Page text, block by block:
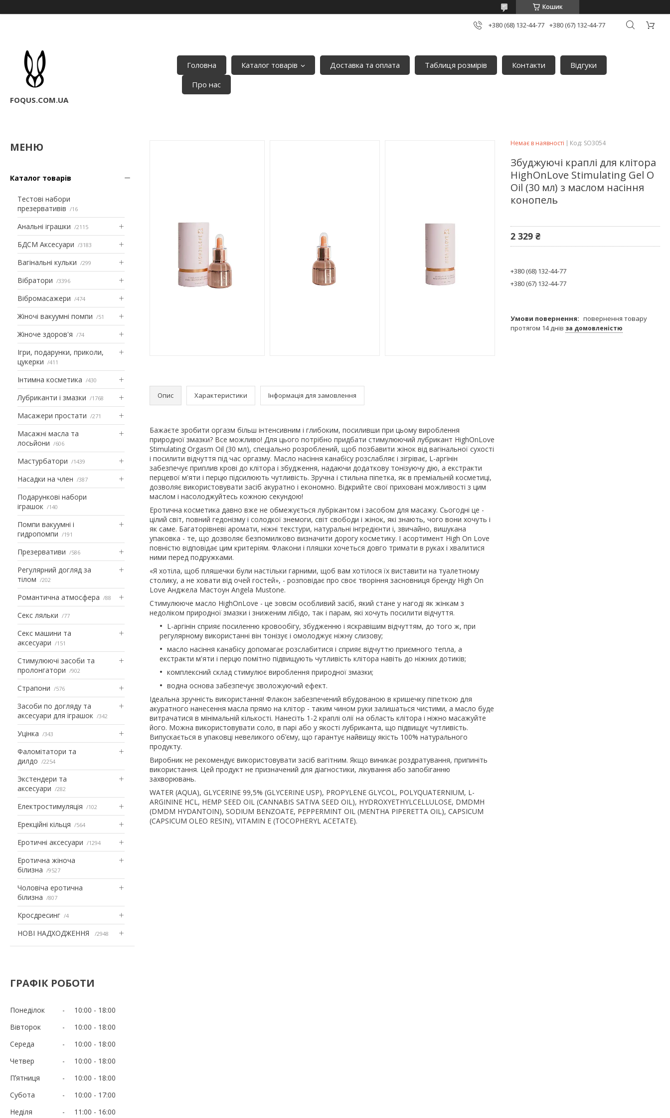
Кошик
+380 (68) 132-44-77 +380 (67) 132-44-77
FOQUS.COM.UA
Головна Каталог товарів Доставка та оплата Таблиця розмірів Контакти
Відгуки
Про нас
Каталог товарів
Тестові набори
презервативів
16
Анальні іграшки 2115
БДСМ Аксесуари 3183
Вагінальні кульки 299
Вібратори 3396
Вібромасажери 474
Жіночі вакуумні помпи 51
Жіноче здоров'я 74
Ігри, подарунки, приколи,
цукерки
411
Інтимна косметика 430
Лубриканти і змазки 1768
Масажери простати 271
Масажні масла та
лосьйони
606
Мастурбатори 1439
Насадки на член 387
Подарункові набори
іграшок
140
Помпи вакуумні і
гидропомпи
191
Презервативи 586
Регулярний догляд за
тілом
202
Романтична атмосфера 88
Секс ляльки 77
Секс машини та
аксесуари
151
Стимулюючі засоби та
пролонгатори
902
Страпони 576
Засоби по догляду та
аксесуари для іграшок
342
Уцінка 343
Фаломітатори та
дилдо
2254
Экстендери та
аксесуари
282
Електростимуляція 102
Ерекційні кільця 564
Еротичні аксесуари 1294
Еротична жіноча
білизна
9527
Чоловіча еротична
білизна
807
Кросдресинг 4
НОВІ НАДХОДЖЕННЯ 2948
ГРАФІК РОБОТИ
Понеділок 10:00
18:00
Вівторок
10:00
18:00
Середа
10:00
18:00
Четвер
10:00
18:00
Пʼятниця
10:00
18:00
Субота
10:00
17:00
Неділя
11:00 16:00
Опис Характеристики Інформація для замовлення
Бажаєте зробити оргазм більш інтенсивним і глибоким, посиливши при цьому вироблення
природної змазки? Все можливо! Для цього потрібно придбати стимулюючий лубрикант HighOnLove
Stimulating Orgasm Oil (30 мл), спеціально розроблений, щоб позбавити жінок від вагінальної сухості
і посилити відчуття під час оргазму. Масло насіння канабісу розслабляє і зігріває, L-аргінін
забезпечує приплив крові до клітора і збудження, надаючи додаткову тонізуючу дію, а екстракти
перцевої м'яти і перцю підсилюють чутливість. Зручна і стильна піпетка, як в преміальній косметиці,
дозволяє використовувати засіб акуратно і економно. Відкрийте свої приховані можливості з цим
маслом і насолоджуйтесь кожною секундою!
Еротична косметика давно вже не обмежується лубрікантом і засобом для масажу. Сьогодні це -
цілий світ, повний гедонізму і солодкої знемоги, світ свободи і жінок, які знають, чого вони хочуть і
як саме. Багаторівневі аромати, ніжні текстури, натуральні інгредієнти і, звичайно, вишукана
упаковка - те, що дозволяє безпомилково визначити дорогу косметику. І асортимент High On Love
повністю відповідає цим критеріям. Флакони і пляшки хочеться довго тримати в руках і хвалитися
ними перед подружками.
«Я хотіла, щоб пляшечки були настільки гарними, щоб вам хотілося їх виставити на туалетному
столику, а не ховати від очей гостей», - розповідає про своє творіння засновниця бренду High On
Love Анджела Мастоун Angela Mustone.
Стимулююче масло HighOnLove - це зовсім особливий засіб, який стане у нагоді як жінкам з
недоліком природної змазки і зниженим лібідо, так і парам, які хочуть посилити відчуття.
L-аргінін сприяє посиленню кровообігу, збудженню і яскравішим відчуттям, до того ж, при
регулярному використанні він тонізує і омолоджує ніжну слизову;
масло насіння канабісу допомагає розслабитися і сприяє відчуттю приємного тепла, а
екстракти м'яти і перцю помітно підвищують чутливість клітора навіть до ніжних дотиків;
комплексний склад стимулює вироблення природної змазки;
водна основа забезпечує зволожуючий ефект.
Ідеальна зручність використання! Флакон забезпечений вбудованою в кришечку піпеткою для
акуратного нанесення масла прямо на клітор - таким чином руки залишаться чистими, а масло буде
витрачатися в мінімальній кількості. Нанесіть 1-2 краплі олії на область клітора і ніжно масажуйте
його. Можна використовувати соло, в парі або у якості лубриканта, що підвищує чутливість.
Випускається в упаковці невеликого об’єму, що гарантує найвищу якість 100% натурального
продукту.
Виробник не рекомендує використовувати засіб вагітним. Якщо виникає роздратування, припиніть
використання. Цей продукт не призначений для діагностики, лікування або запобіганню
захворювань.
WATER (AQUA), GLYCERINE 99,5% (GLYCERINE USP), PROPYLENE GLYCOL, POLYQUATERNIUM, L-
ARGININE HCL, HEMP SEED OIL (CANNABIS SATIVA SEED OIL), HYDROXYETHYLCELLULOSE, DMDMH
(DMDM HYDANTOIN), SODIUM BENZOATE, PEPPERMINT OIL (MENTHA PIPERETTA OIL), CAPSICUM
(CAPSICUM OLEO RESIN), VITAMIN E (TOCOPHERYL ACETATE).
Немає в наявності Код: SO3054
Збуджуючі краплі для клітора
HighOnLove Stimulating Gel O
Oil (30 мл) з маслом насіння
конопель
2 329 ₴
+380 (68) 132-44-77
+380 (67) 132-44-77
повернення товару
протягом 14 днів за домовленістю